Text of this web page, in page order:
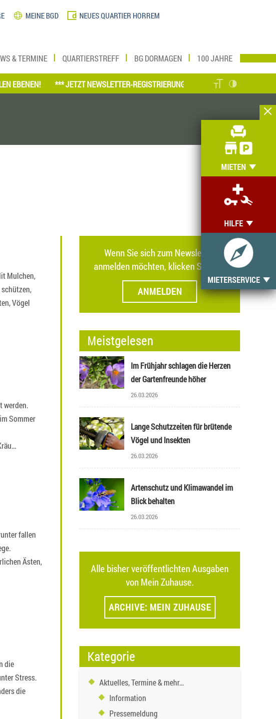
MIETEN
HILFE
MIETERSERVICE
MEINE BGD NEUES QUARTIER HORREM
& TERMINE QUARTIERSTREFF BG DORMAGEN 100 JAHRE
*** JETZT NEWSLETTER-REGISTRIERUNG VORNEHMEN UND MEIN
Mulchen,
Vögel
werden.
Sommer
fallen
Ästen,
die
Stress.
die
Wenn Sie sich zum Newsletter
anmelden möchten, klicken Sie hier.
ANMELDEN
Meistgelesen
Im Frühjahr schlagen die Herzen
der Gartenfreunde höher
26.03.2026
Lange Schutzzeiten für brütende
Vögel und Insekten
26.03.2026
Artenschutz und Klimawandel im
Blick behalten
26.03.2026
Alle bisher veröffentlichten Ausgaben
von Mein Zuhause.
ARCHIVE: MEIN ZUHAUSE
Kategorie
Aktuelles, Termine & mehr…
Information
Pressemeldung